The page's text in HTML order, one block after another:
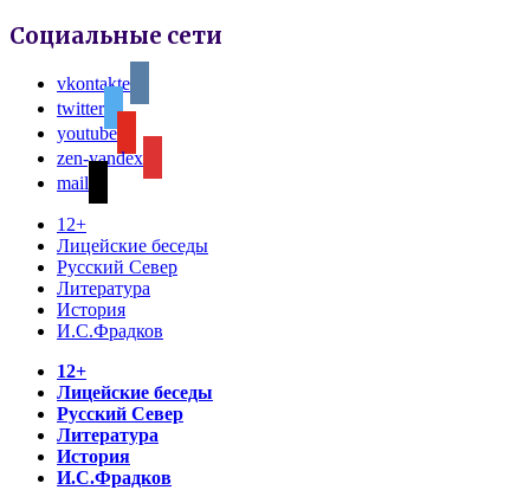
Социальные сети
vkontakte
twitter
youtube
zen-yandex
mail
12+
Лицейские беседы
Русский Север
Литература
История
И.С.Фрадков
12+
Лицейские беседы
Русский Север
Литература
История
И.С.Фрадков